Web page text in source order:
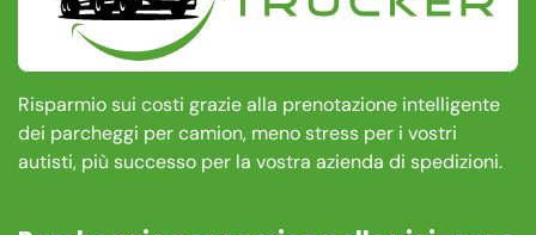
Risparmio sui costi grazie alla prenotazione intelligente
dei parcheggi per camion, meno stress per i vostri
autisti, più successo per la vostra azienda di spedizioni.